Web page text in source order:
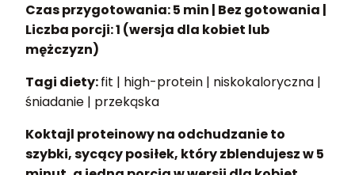
Czas przygotowania:5 min | Bez gotowania |
Liczba porcji:1 (wersja dla kobiet lub
mężczyzn)
Tagi diety:fit | high-protein | niskokaloryczna |
śniadanie | przekąska
Koktajl proteinowy na odchudzanie to
szybki, sycący posiłek, który zblendujesz w 5